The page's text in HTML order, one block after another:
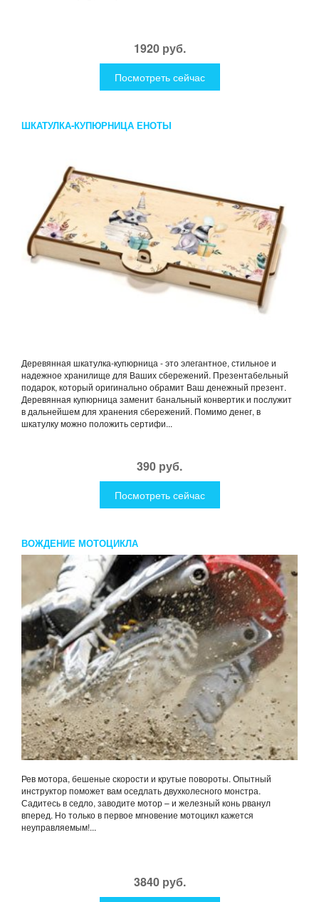
1920 руб.
Посмотреть сейчас
ШКАТУЛКА-КУПЮРНИЦА ЕНОТЫ
Деревянная шкатулка-купюрница - это элегантное, стильное и
надежное хранилище для Ваших сбережений. Презентабельный
подарок, который оригинально обрамит Ваш денежный презент.
Деревянная купюрница заменит банальный конвертик и послужит
в дальнейшем для хранения сбережений. Помимо денег, в
шкатулку можно положить сертифи...
390 руб.
Посмотреть сейчас
ВОЖДЕНИЕ МОТОЦИКЛА
Рев мотора, бешеные скорости и крутые повороты. Опытный
инструктор поможет вам оседлать двухколесного монстра.
Садитесь в седло, заводите мотор – и железный конь рванул
вперед. Но только в первое мгновение мотоцикл кажется
неуправляемым!...
3840 руб.